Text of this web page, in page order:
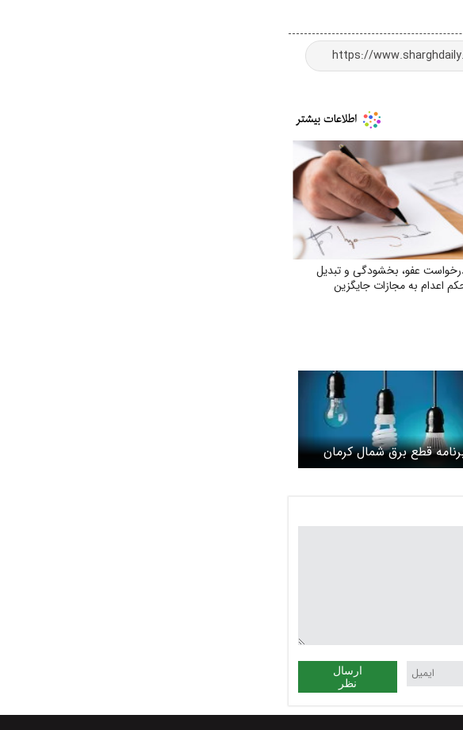
عفو، بخشودگی و تبدیل
اعدام به مجازات جایگزین
قطع برق شمال کرمان
پنج‌شنبه ۱ خرداد
ارسال
نظر